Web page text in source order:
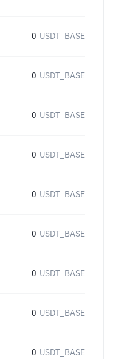
0 USDT_BASE
0 USDT_BASE
0 USDT_BASE
0 USDT_BASE
0 USDT_BASE
0 USDT_BASE
0 USDT_BASE
0 USDT_BASE
0 USDT_BASE